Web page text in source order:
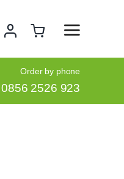
Order by phone
0856 2526 923